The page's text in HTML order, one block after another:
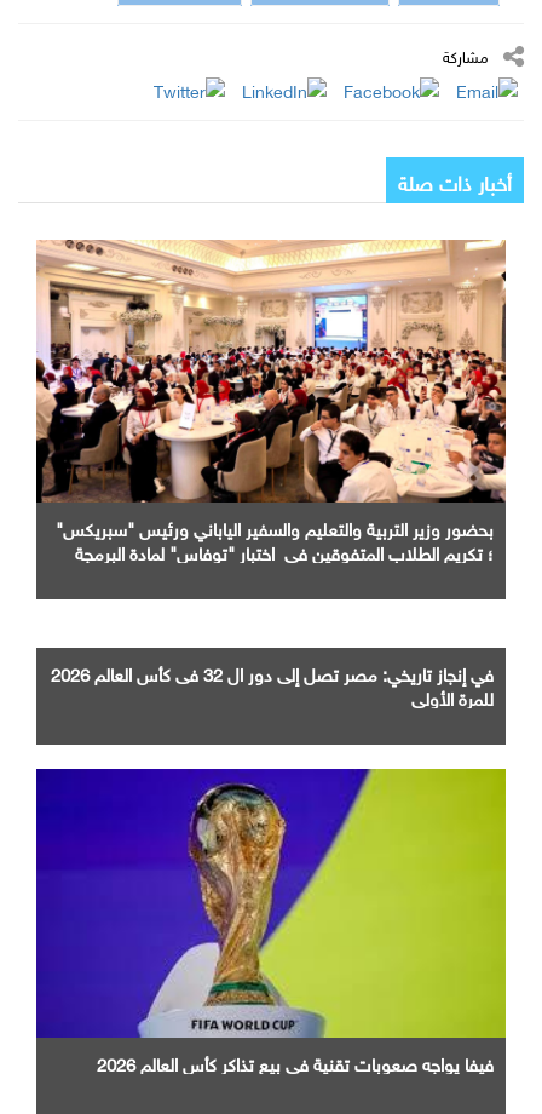
مشاركة
أخبار ذات صلة
بحضور وزير التربية والتعليم والسفير الياباني ورئيس "سبريكس"
؛ تكريم الطلاب المتفوقين في اختبار "توفاس" لمادة البرمجة
في إنجاز تاريخي: مصر تصل إلى دور ال 32 فى كأس العالم 2026
للمرة الأولى
فيفا يواجه صعوبات تقنية في بيع تذاكر كأس العالم 2026